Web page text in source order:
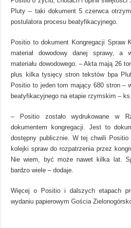
Pluty – taki dokument 5 czerwca
postulatora procesu beatyfikacyjnego.
Positio to dokument Kongregacji Spraw
materiał dowodowy danej sprawy, a
materiału dowodowego. – Akta mają 26
plus kilka tysięcy stron tekstów bpa
Positio to jeden tom mający 680 stron –
beatyfikacyjnego na etapie rzymskim –
– Positio zostało wydrukowane w
dokumentem kongregacji. Jest to
dostępny publicznie. W tej chwili
kolejki spraw do rozpatrzenia przez
Nie wiem, być może nawet kilka lat.
bardzo wiele – dodaje.
Więcej o Positio i dalszych etapach
wydaniu papierowym Gościa